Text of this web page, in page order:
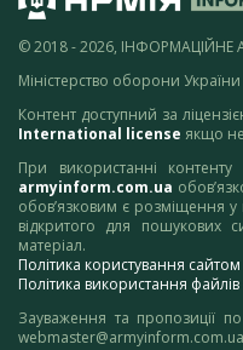
© 2018 - 2026, ІНФОРМАЦІЙНЕ
Міністерство оборони України
Контент доступний за
International license якщо
При використанні
armyinform.com.ua
обов’язковим є розміщення
відкритого для пошукових
матеріал.
Політика користування
Політика використання
Зауваження та пропозиції
webmaster@armyinform.com.ua